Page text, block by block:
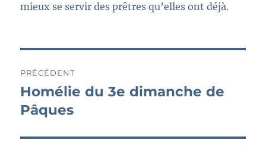
mieux se servir des prêtres qu’elles ont déjà.
de
l’article
PRÉCÉDENT
Publication
précédente :
Homélie du 3e dimanche de
Pâques